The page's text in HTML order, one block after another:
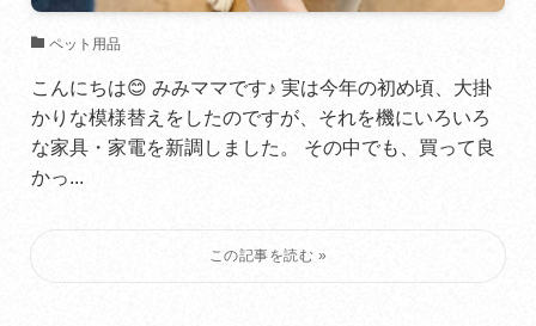
ペット用品
こんにちは😊 みみママです♪ 実は今年の初め頃、大掛
かりな模様替えをしたのですが、それを機にいろいろ
な家具・家電を新調しました。 その中でも、買って良
かっ...